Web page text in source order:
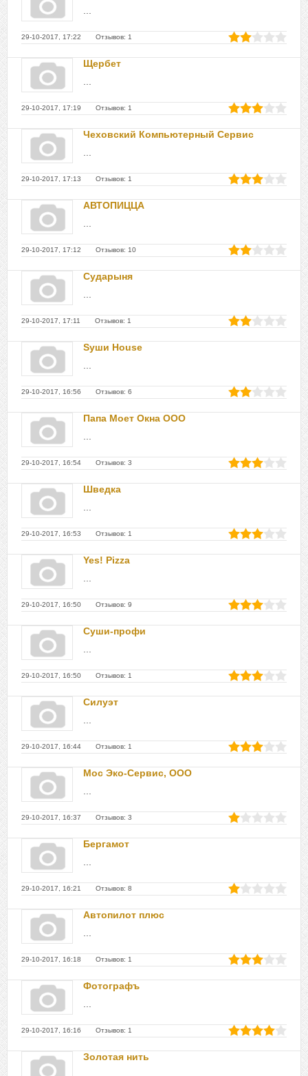
29-10-2017, 17:22 Отзывов: 1
Щербет
29-10-2017, 17:19 Отзывов: 1
Чеховский Компьютерный Сервис
29-10-2017, 17:13 Отзывов: 1
АВТОПИЦЦА
29-10-2017, 17:12 Отзывов: 10
Сударыня
29-10-2017, 17:11 Отзывов: 1
Sуши House
29-10-2017, 16:56 Отзывов: 6
Папа Моет Окна ООО
29-10-2017, 16:54 Отзывов: 3
Шведка
29-10-2017, 16:53 Отзывов: 1
Yes! Pizza
29-10-2017, 16:50 Отзывов: 9
Суши-профи
29-10-2017, 16:50 Отзывов: 1
Силуэт
29-10-2017, 16:44 Отзывов: 1
Мос Эко-Сервис, ООО
29-10-2017, 16:37 Отзывов: 3
Бергамот
29-10-2017, 16:21 Отзывов: 8
Автопилот плюс
29-10-2017, 16:18 Отзывов: 1
Фотографъ
29-10-2017, 16:16 Отзывов: 1
Золотая нить